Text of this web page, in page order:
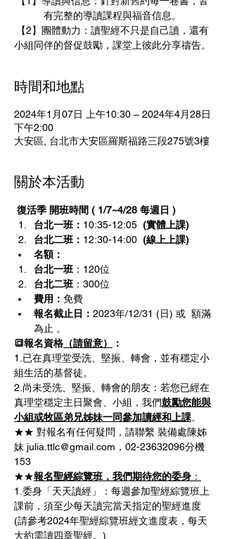
有完整的導讀課程與福音信息。
【2】團體動力：讀聖經不只是自己讀，還有
小組同伴的督促鼓勵，課堂上彼此分享禱告。
時間和地點
2024年1月07日 上午10:30 – 2024年4月28日
下午2:00
大安區, 台北市大安區羅斯福路三段275號3樓
關於本活動
復活季 開班時間 ( 1/7~4/28 每週日 )
台北一班： 10:35-12:05 (實體上課)
台北二班： 12:30-14:00 (線上上課)
名額：
台北一班 ：120位
台北二班 ：300位
費用： 免費
報名截止日： 2023年/12/31 (日) 或  額滿
為止 。
🔳報名資格 （請留意）
：
1.已在真理堂受洗、堅振、轉會，並有穩定小
組生活的基督徒。
2.尚未受洗、堅振、轉會的朋友：若您已經在
真理堂穩定主日聚會、小組，我們鼓勵您能與
小組或牧區弟兄姊妹一同參加讀經和上課。
★★ 對報名有任何疑問，請聯繫 裝備處陳姊
妹 julia.ttlc@gmail.com，02-23632096分機
153
★★報名聖經綜覽班，我們期待您的委身 ：
1.委身「天天讀經」：每週參加聖經綜覽班上
課前，須至少每天讀完當天指定的聖經進度
(請參考2024年聖經綜覽班經文進度表，每天
大約需讀四章聖經。)